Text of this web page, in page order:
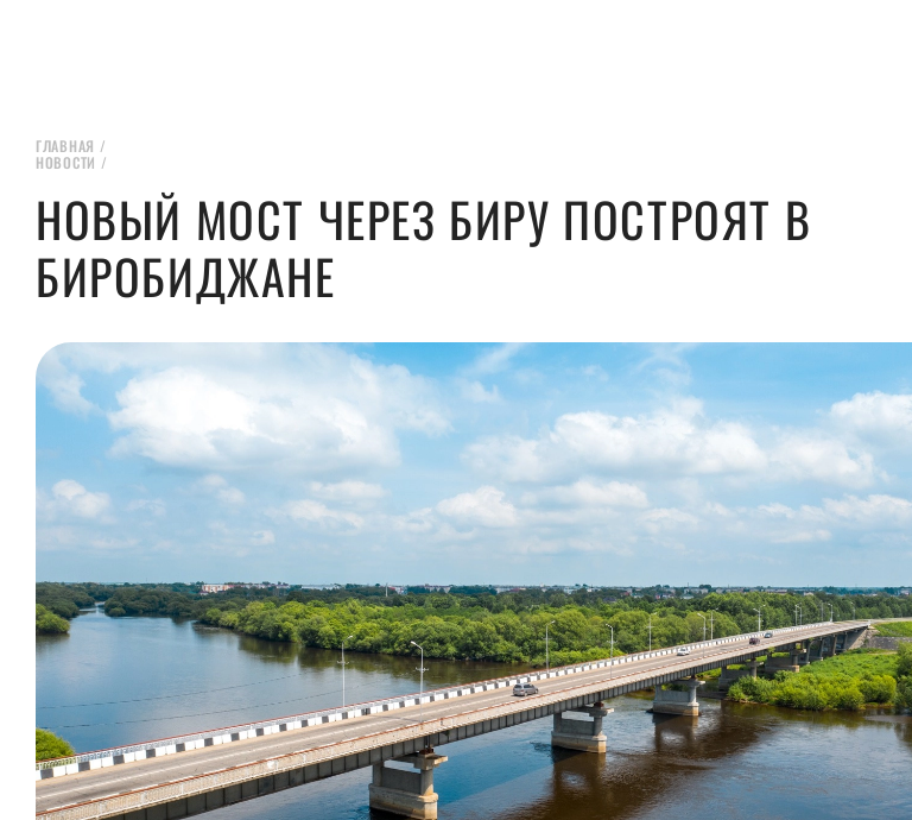
ГЛАВНАЯ /
НОВОСТИ /
НОВЫЙ МОСТ ЧЕРЕЗ БИРУ ПОСТРОЯТ В
БИРОБИДЖАНЕ